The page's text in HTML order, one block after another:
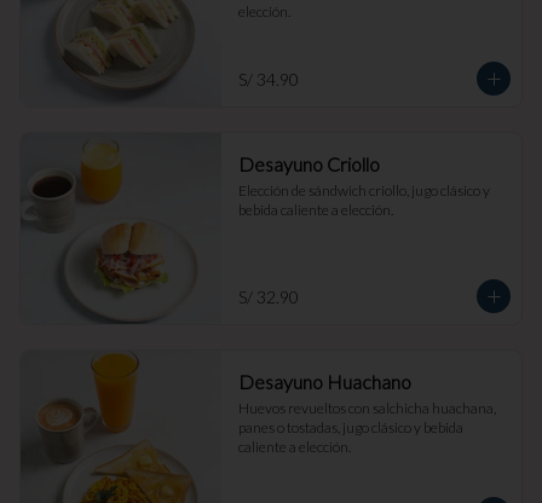
elección.
S/ 34.90
Desayuno Criollo
Elección de sándwich criollo, jugo clásico y
bebida caliente a elección.
S/ 32.90
Desayuno Huachano
Huevos revueltos con salchicha huachana,
panes o tostadas, jugo clásico y bebida
caliente a elección.